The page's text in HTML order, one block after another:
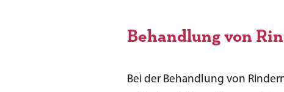
Behandlung von
Bei der Behandlung von